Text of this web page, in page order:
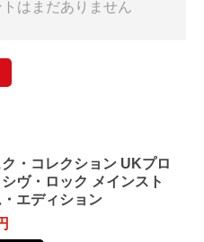
はまだありません
・コレクション UKプロ
ヴ・ロック メインスト
・エディション